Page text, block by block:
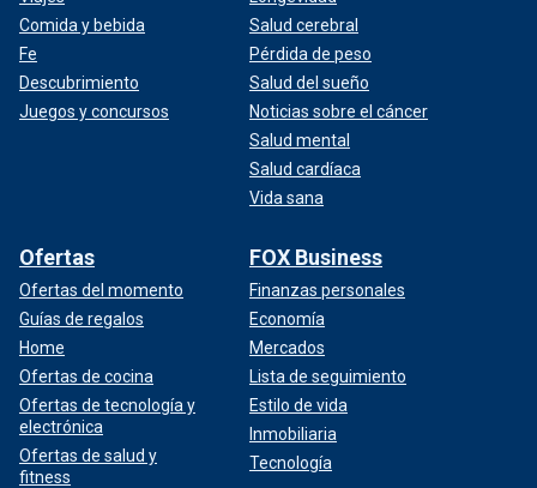
Comida y bebida
Fe
Descubrimiento
Juegos y concursos
Salud cerebral
Pérdida de peso
Salud del sueño
Noticias sobre el cáncer
Salud mental
Salud cardíaca
Vida sana
Ofertas
Ofertas del momento
Guías de regalos
Home
Ofertas de cocina
Ofertas de tecnología y
electrónica
Ofertas de salud y
fitness
FOX Business
Finanzas personales
Economía
Mercados
Lista de seguimiento
Estilo de vida
Inmobiliaria
Tecnología